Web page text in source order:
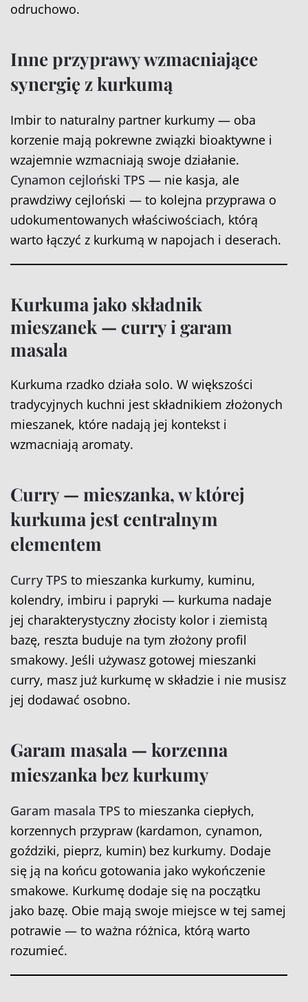
odruchowo.
Inne przyprawy wzmacniające
synergię z kurkumą
Imbir to naturalny partner kurkumy — oba
korzenie mają pokrewne związki bioaktywne i
wzajemnie wzmacniają swoje działanie.
Cynamon cejloński TPS — nie kasja, ale
prawdziwy cejloński — to kolejna przyprawa o
udokumentowanych właściwościach, którą
warto łączyć z kurkumą w napojach i deserach.
Kurkuma jako składnik
mieszanek — curry i garam
masala
Kurkuma rzadko działa solo. W większości
tradycyjnych kuchni jest składnikiem złożonych
mieszanek, które nadają jej kontekst i
wzmacniają aromaty.
Curry — mieszanka, w której
kurkuma jest centralnym
elementem
Curry TPS to mieszanka kurkumy, kuminu,
kolendry, imbiru i papryki — kurkuma nadaje
jej charakterystyczny złocisty kolor i ziemistą
bazę, reszta buduje na tym złożony profil
smakowy. Jeśli używasz gotowej mieszanki
curry, masz już kurkumę w składzie i nie musisz
jej dodawać osobno.
Garam masala — korzenna
mieszanka bez kurkumy
Garam masala TPS to mieszanka ciepłych,
korzennych przypraw (kardamon, cynamon,
goździki, pieprz, kumin) bez kurkumy. Dodaje
się ją na końcu gotowania jako wykończenie
smakowe. Kurkumę dodaje się na początku
jako bazę. Obie mają swoje miejsce w tej samej
potrawie — to ważna różnica, którą warto
rozumieć.